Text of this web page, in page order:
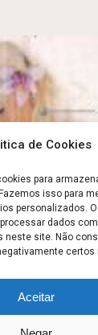
de Cookies
para
isso para
personalizados.
dados
neste site. Não
certos
Aceitar
os pontos
Copyright ©